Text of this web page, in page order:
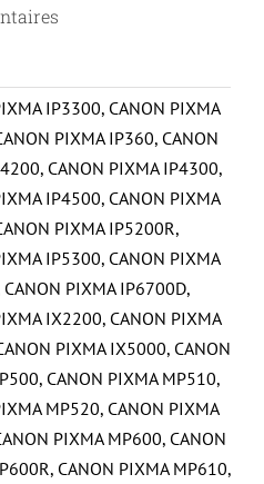
IP3300, CANON PIXMA
PIXMA IP360, CANON
, CANON PIXMA IP4300,
IP4500, CANON PIXMA
PIXMA IP5200R,
IP5300, CANON PIXMA
CANON PIXMA IP6700D,
IX2200, CANON PIXMA
PIXMA IX5000, CANON
, CANON PIXMA MP510,
MP520, CANON PIXMA
PIXMA MP600, CANON
, CANON PIXMA MP610,